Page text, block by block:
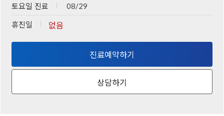
토요일 진료 08/29
휴진일 없음
진료예약하기
상담하기